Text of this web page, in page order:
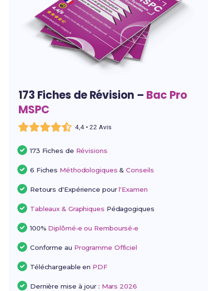
173 Fiches de Révision – Bac Pro
MSPC
4,4 • 22 Avis
173 Fiches de Révisions
6 Fiches Méthodologiques &Conseils
Retours d'Expérience pourl'Examen
Tableaux & Graphiques Pédagogiques
100% Diplômé•e ou Remboursé•e
Conforme au Programme Officiel
Téléchargeable en PDF
Dernière mise à jour : Mars 2026